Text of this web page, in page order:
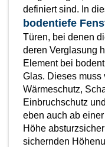
Griffe
Insektenschutz
Fensterbeschläge
Smart-Home
definiert sind. In
bodentiefe
Türen, bei denen
deren Verglasung
Element bei
Glas. Dieses muss
Wärmeschutz,
Einbruchschutz
eben auch ab
Höhe
sichernden